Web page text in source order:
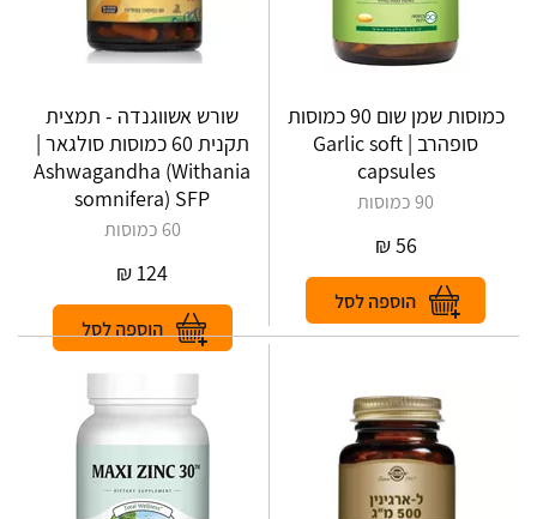
כמוסות שמן שום 90 כמוסות
סופהרב | Garlic soft
capsules
90 כמוסות
56
₪
שורש אשווגנדה - תמצית
תקנית 60 כמוסות סולגאר |
Ashwagandha (Withania
somnifera) SFP
60 כמוסות
124
₪